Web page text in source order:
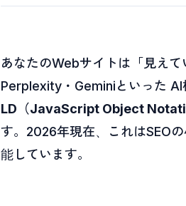
あなたのWebサイトは「見え
Perplexity・Geminiといった AI
LD（JavaScript Object
す。2026年現在、これはSEO
能しています。